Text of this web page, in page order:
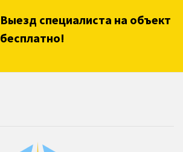
Выезд специалиста на объект
бесплатно!